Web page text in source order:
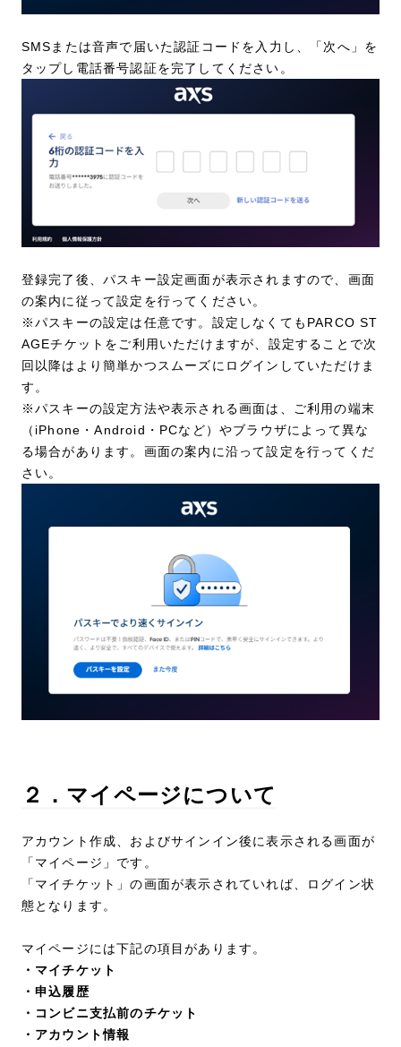
SMSまたは音声で届いた認証コードを入力し、「次へ」を
タップし電話番号認証を完了してください。
登録完了後、パスキー設定画面が表示されますので、画面
の案内に従って設定を行ってください。
※パスキーの設定は任意です。設定しなくてもPARCO ST
AGEチケットをご利用いただけますが、設定することで次
回以降はより簡単かつスムーズにログインしていただけま
す。
※パスキーの設定方法や表示される画面は、ご利用の端末
（iPhone・Android・PCなど）やブラウザによって異な
る場合があります。画面の案内に沿って設定を行ってくだ
さい。
２．マイページについて
アカウント作成、およびサインイン後に表示される画面が
「マイページ」です。
「マイチケット」の画面が表示されていれば、ログイン状
態となります。
マイページには下記の項目があります。
・マイチケット
・申込履歴
・コンビニ支払前のチケット
・アカウント情報